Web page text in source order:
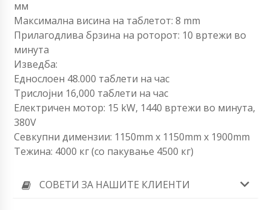
мм
Максимална висина на таблетот: 8 mm
Прилагодлива брзина на роторот: 10 вртежи во
минута
Изведба:
Еднослоен 48.000 таблети на час
Трислојни 16,000 таблети на час
Електричен мотор: 15 kW, 1440 вртежи во минута,
380V
Севкупни димензии: 1150mm x 1150mm x 1900mm
Тежина: 4000 кг (со пакување 4500 кг)
СОВЕТИ ЗА НАШИТЕ КЛИЕНТИ